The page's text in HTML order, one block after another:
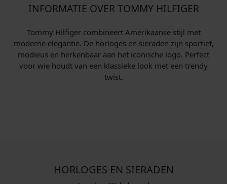
INFORMATIE OVER TOMMY HILFIGER
Tommy Hilfiger combineert Amerikaanse stijl met
moderne elegantie. De horloges en sieraden zijn sportief,
modieus en herkenbaar aan het iconische logo. Perfect
voor wie houdt van een klassieke look met een trendy
twist.
HORLOGES EN SIERADEN